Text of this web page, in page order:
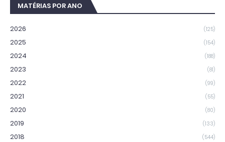
MATÉRIAS POR ANO
2026 (125)
2025 (154)
2024 (188)
2023 (81)
2022 (99)
2021 (55)
2020 (80)
2019 (133)
2018 (544)